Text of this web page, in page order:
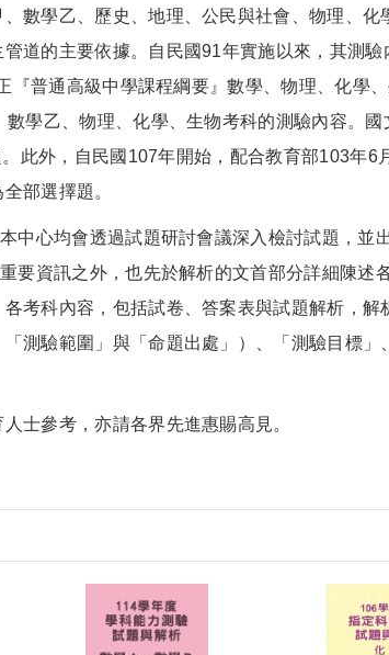
學乙、歷史、地理、公民與社會、物理、化
道的主要依據。自民國91年實施以來，其測驗
普通高級中學課程綱要』數學、物理、化學
學乙、物理、化學、生物考科的測驗內容。國
此外，自民國107年開始，配合教育部103年6
部選擇題。
心均會透過試題研討會議深入檢討試題，並出
要資訊之外，也先於解析的文首部分詳細陳述
考科內容，包括試卷、答案表與試題解析，解
測驗範圍」與「命題出處」）、「測驗目標」
參考，亦請各界先進惠賜高見。